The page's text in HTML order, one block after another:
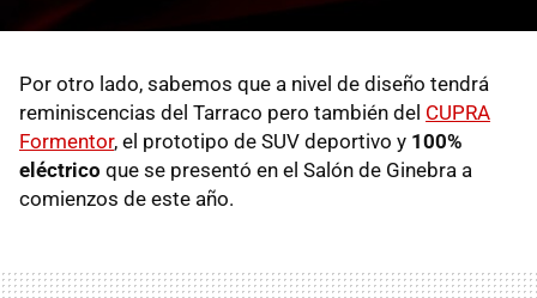
Por otro lado, sabemos que a nivel de diseño tendrá
reminiscencias del Tarraco pero también del CUPRA
Formentor, el prototipo de SUV deportivo y 100%
eléctrico que se presentó en el Salón de Ginebra a
comienzos de este año.